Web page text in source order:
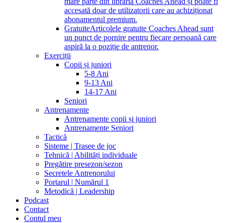
accesată doar de utilizatorii care au achiziționat
abonamentul premium.
GratuiteArticolele gratuite Coaches Ahead sunt
un punct de pornire pentru fiecare persoană care
aspiră la o poziție de antrenor.
Exerciții
Copii și juniori
5-8 Ani
9-13 Ani
14-17 Ani
Seniori
Antrenamente
Antrenamente copii și juniori
Antrenamente Seniori
Tactică
Sisteme | Trasee de joc
Tehnică | Abilități individuale
Pregătire presezon/sezon
Secretele Antrenorului
Portarul | Numărul 1
Metodică | Leadership
Podcast
Contact
Contul meu